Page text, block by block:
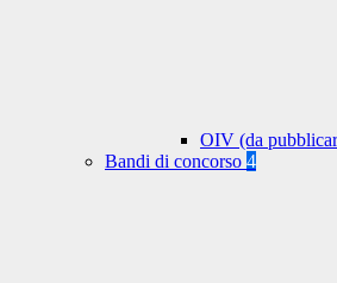
OIV (da
Bandi di concorso 4